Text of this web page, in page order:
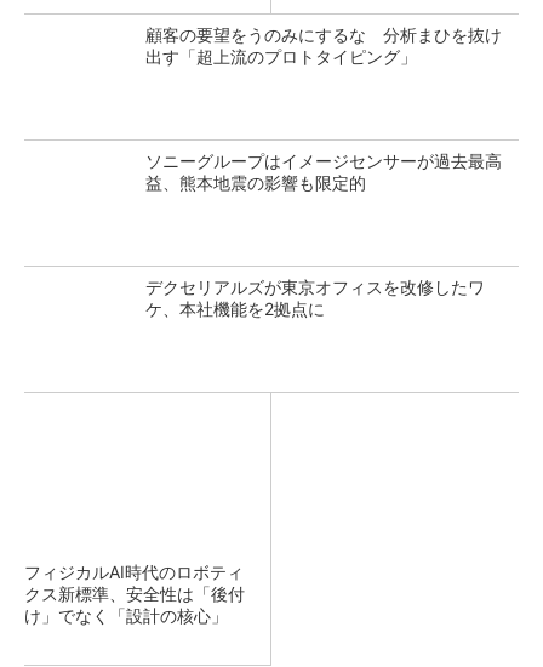
顧客の要望をうのみにするな 分析まひを抜け
出す「超上流のプロトタイピング」
ソニーグループはイメージセンサーが過去最高
益、熊本地震の影響も限定的
デクセリアルズが東京オフィスを改修したワ
ケ、本社機能を2拠点に
フィジカルAI時代のロボティ
クス新標準、安全性は「後付
け」でなく「設計の核心」